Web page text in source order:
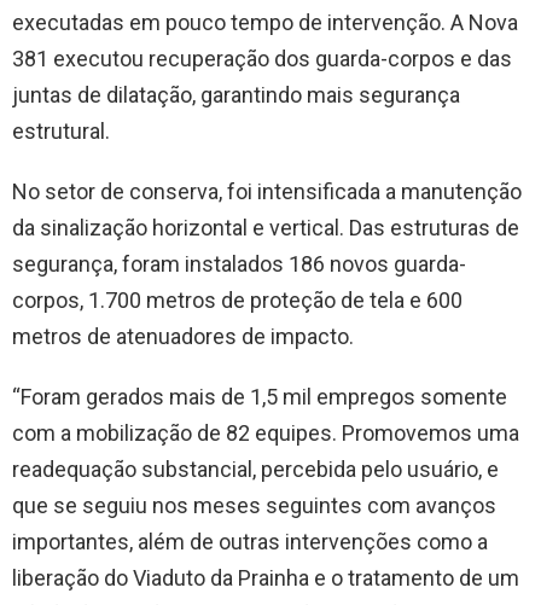
executadas em pouco tempo de intervenção. A Nova
381 executou recuperação dos guarda-corpos e das
juntas de dilatação, garantindo mais segurança
estrutural.
No setor de conserva, foi intensificada a manutenção
da sinalização horizontal e vertical. Das estruturas de
segurança, foram instalados 186 novos guarda-
corpos, 1.700 metros de proteção de tela e 600
metros de atenuadores de impacto.
“Foram gerados mais de 1,5 mil empregos somente
com a mobilização de 82 equipes. Promovemos uma
readequação substancial, percebida pelo usuário, e
que se seguiu nos meses seguintes com avanços
importantes, além de outras intervenções como a
liberação do Viaduto da Prainha e o tratamento de um